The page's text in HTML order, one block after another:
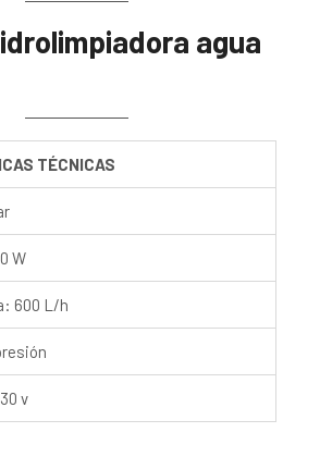
agua
TÉCNICAS
W
600 L/h
v